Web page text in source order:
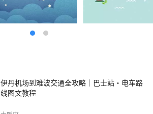
伊丹机场到难波交通全攻略｜巴士站・电车路
线图文教程